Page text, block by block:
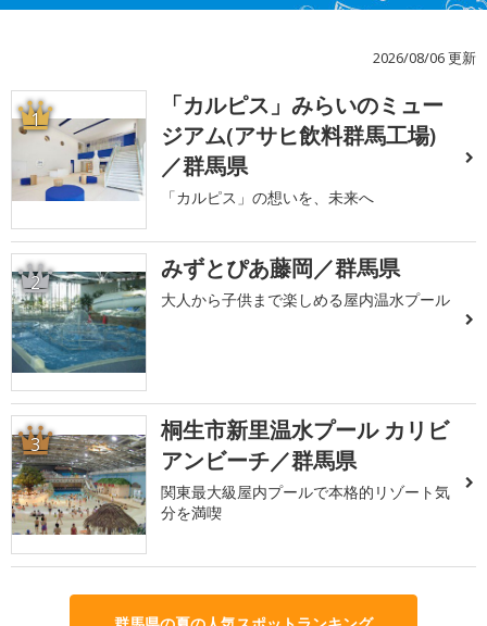
2026/08/06 更新
1
「カルピス」みらいのミュー
ジアム(アサヒ飲料群馬工場)
／群馬県
「カルピス」の想いを、未来へ
2 みずとぴあ藤岡／群馬県
大人から子供まで楽しめる屋内温水プール
3
桐生市新里温水プール カリビ
アンビーチ／群馬県
関東最大級屋内プールで本格的リゾート気
分を満喫